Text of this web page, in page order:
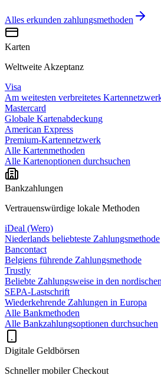
Alles erkunden zahlungsmethoden
Karten
Weltweite Akzeptanz
Visa
Am weitesten verbreitetes
Mastercard
Globale Kartenabdeckung
American Express
Premium-Kartennetzwerk
Alle Kartenmethoden
Alle Kartenoptionen durchsuchen
Bankzahlungen
Vertrauenswürdige lokale Methoden
iDeal (Wero)
Niederlands beliebteste Zahlungsmethode
Bancontact
Belgiens führende Zahlungsmethode
Trustly
Beliebte Zahlungsweise in den
SEPA-Lastschrift
Wiederkehrende Zahlungen in Europa
Alle Bankmethoden
Alle Bankzahlungsoptionen durchsuchen
Digitale Geldbörsen
Schneller mobiler Checkout